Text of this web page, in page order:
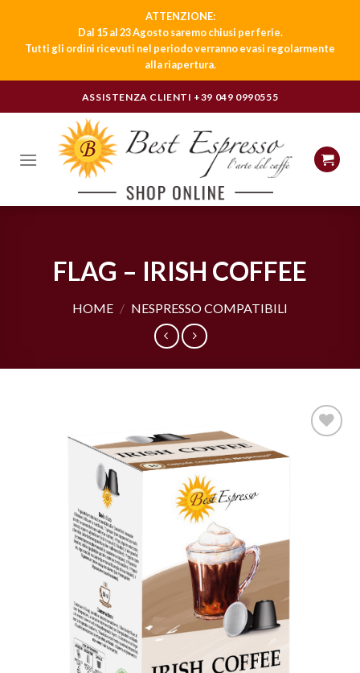
ATTENZIONE:
Dal 15 al 23 Agosto saremo chiusi per ferie.
Tutti gli ordini ricevuti nel periodo verranno evasi regolarmente
alla riapertura.
to
ASSISTENZA CLIENTI +39 049 0990555
FLAG – IRISH COFFEE
HOME / NESPRESSO COMPATIBILI